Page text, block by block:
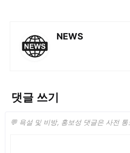
NEWS
댓글 쓰기
💬 욕설 및 비방, 홍보성 댓글은 사전